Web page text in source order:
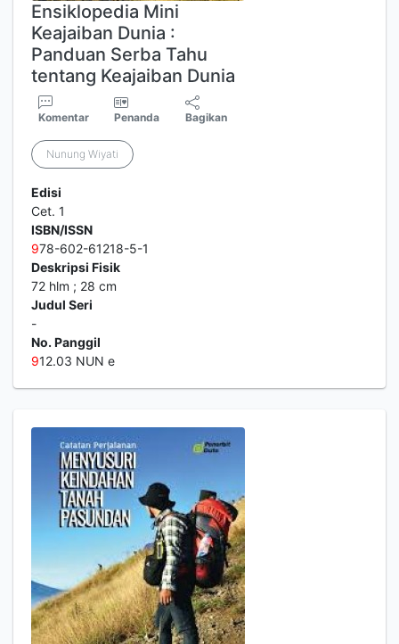
Ensiklopedia Mini
Keajaiban Dunia :
Panduan Serba Tahu
tentang Keajaiban Dunia
Komentar Penanda Bagikan
Nunung Wiyati
Edisi
Cet. 1
ISBN/ISSN
978-602-61218-5-1
Deskripsi Fisik
72 hlm ; 28 cm
Judul Seri
-
No. Panggil
912.03 NUN e